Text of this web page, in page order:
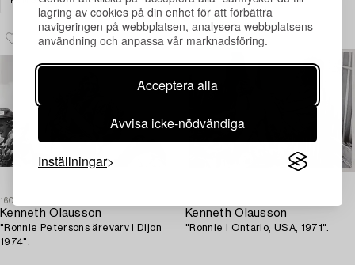
lagring av cookies på din enhet för att förbättra
navigeringen på webbplatsen, analysera webbplatsens
användning och anpassa vår marknadsföring.
Acceptera alla
Avvisa icke-nödvändiga
Inställningar
1604601
Kenneth Olausson
"Ronnie Petersons ärevarv i Dijon
1974".
Kenneth Olausson
"Ronnie i Ontario, USA, 1971".